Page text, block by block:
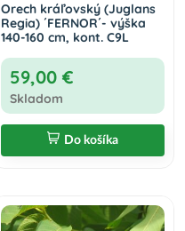
Orech kráľovský (Juglans
Regia) ´FERNOR´- výška
140-160 cm, kont. C9L
59,00 €
Skladom
Do košíka